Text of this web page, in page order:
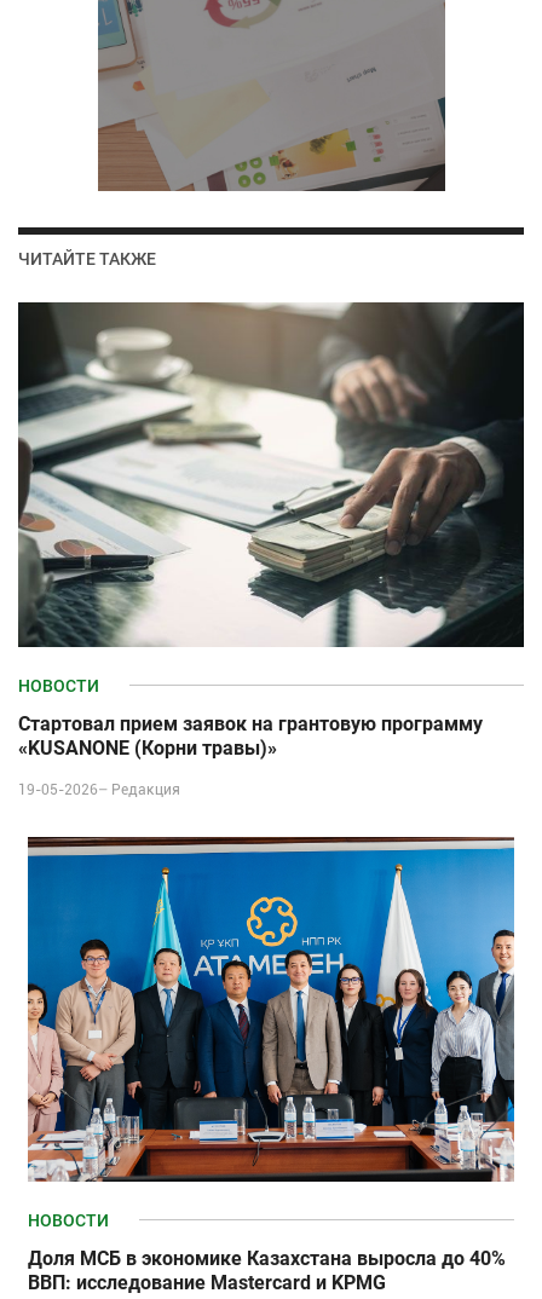
ЧИТАЙТЕ ТАКЖЕ
НОВОСТИ
Стартовал прием заявок на грантовую программу
«KUSANONE (Корни травы)»
19-05-2026– Редакция
НОВОСТИ
Доля МСБ в экономике Казахстана выросла до 40%
ВВП: исследование Mastercard и KPMG